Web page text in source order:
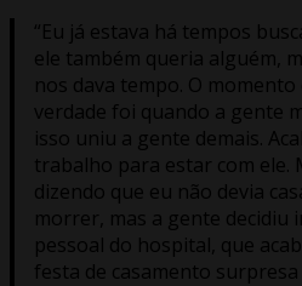
“Eu já estava há tempos
ele também queria alguém,
nos dava tempo. O
verdade foi quando a gente
isso uniu a gente demais.
trabalho para estar com ele.
dizendo que eu não devia
morrer, mas a gente decidiu
pessoal do hospital, que
festa de casamento